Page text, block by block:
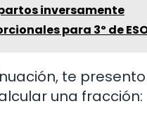
inversamente
para 3º de
te
una fracción: